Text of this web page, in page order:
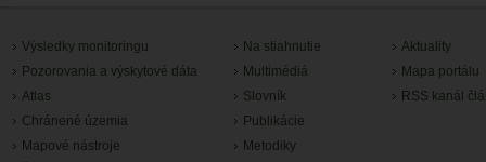
Výsledky monitoringu
Pozorovania a výskytové dáta
Atlas
Chránené územia
Mapové nástroje
Na stiahnutie
Multimédiá
Slovník
Publikácie
Metodiky
Aktuality
Mapa portálu
RSS kanál